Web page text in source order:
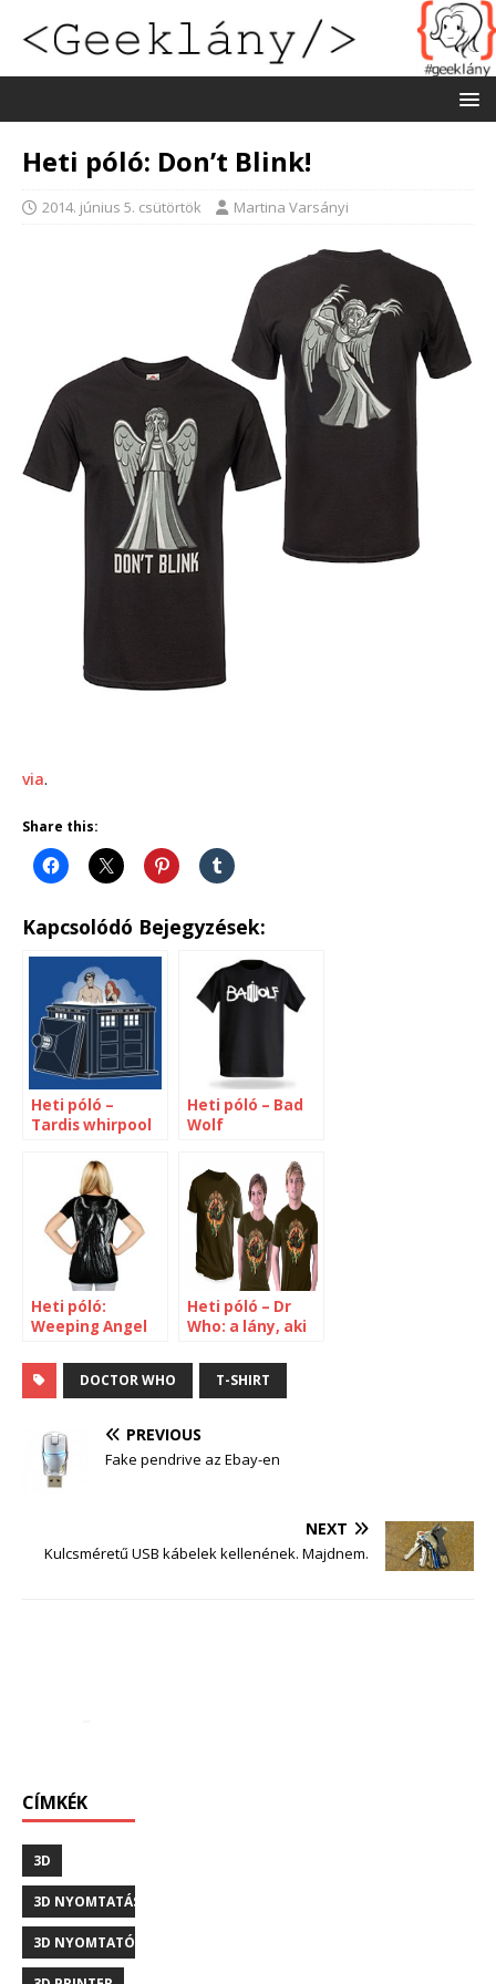
Heti póló: Don’t Blink!
2014. június 5. csütörtök Martina Varsányi
via.
Share this:
Kapcsolódó Bejegyzések:
Heti póló –
Tardis whirpool
Heti póló – Bad
Wolf
Heti póló:
Weeping Angel
Heti póló – Dr
Who: a lány, aki
DOCTOR WHO T-SHIRT
PREVIOUS
Fake pendrive az Ebay-en
NEXT
Kulcsméretű USB kábelek kellenének. Majdnem.
CÍMKÉK
3D
3D NYOMTATÁS
3D NYOMTATÓ